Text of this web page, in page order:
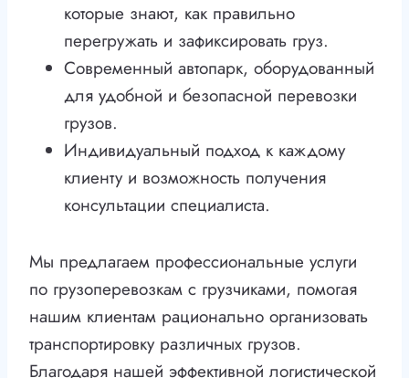
которые знают, как правильно
перегружать и зафиксировать груз.
Современный автопарк, оборудованный
для удобной и безопасной перевозки
грузов.
Индивидуальный подход к каждому
клиенту и возможность получения
консультации специалиста.
Мы предлагаем профессиональные услуги
по грузоперевозкам с грузчиками, помогая
нашим клиентам рационально организовать
транспортировку различных грузов.
Благодаря нашей эффективной логистической